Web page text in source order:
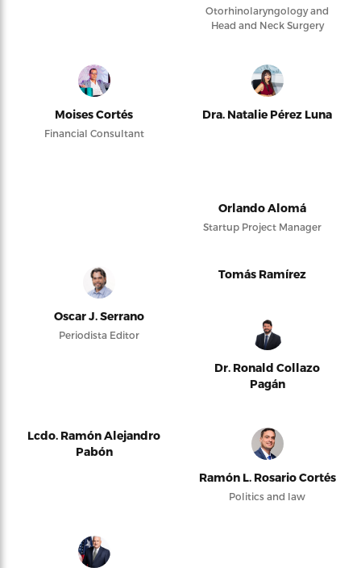
Otorhinolaryngology and
Head and Neck Surgery
Moises Cortés
Financial Consultant
Dra. Natalie Pérez Luna
Orlando Alomá
Startup Project Manager
Oscar J. Serrano
Periodista Editor
Tomás Ramírez
Dr. Ronald Collazo
Pagán
Lcdo. Ramón Alejandro
Pabón
Ramón L. Rosario Cortés
Politics and law